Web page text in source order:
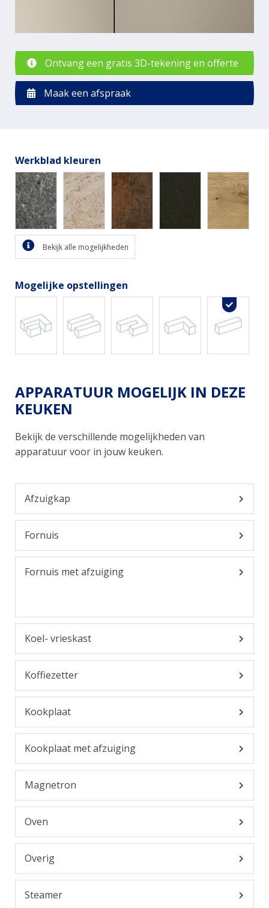
Ontvang een gratis 3D-tekening en offerte
Maak een afspraak
Werkblad kleuren
Bekijk alle mogelijkheden
Mogelijke opstellingen
APPARATUUR MOGELIJK IN DEZE
KEUKEN
Bekijk de verschillende mogelijkheden van
apparatuur voor in jouw keuken.
Afzuigkap
Fornuis
Fornuis met afzuiging
Koel- vrieskast
Koffiezetter
Kookplaat
Kookplaat met afzuiging
Magnetron
Oven
Overig
Steamer